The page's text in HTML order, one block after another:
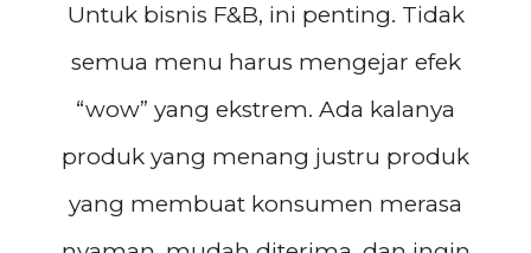
Untuk bisnis F&B, ini penting. Tidak
semua menu harus mengejar efek
“wow” yang ekstrem. Ada kalanya
produk yang menang justru produk
yang membuat konsumen merasa